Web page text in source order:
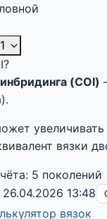
(COI)
вязки
5 поколений
26.04.2026 13:48
вязок